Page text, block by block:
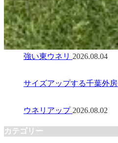
強い東ウネリ 2026.08.04
サイズアップする千葉外房
ウネリアップ 2026.08.02
カテゴリー